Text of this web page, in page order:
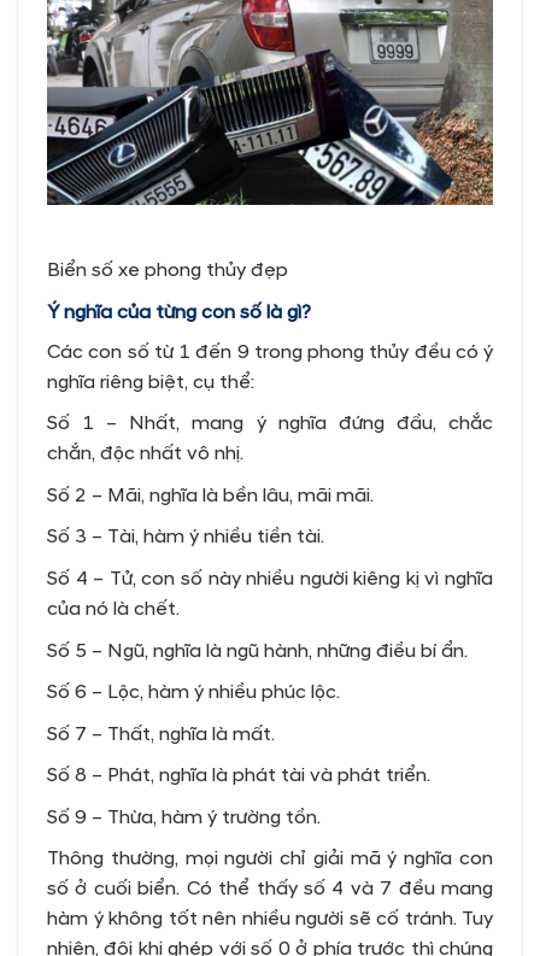
Biển số xe phong thủy đẹp
Ý nghĩa của từng con số là gì?
Các con số từ 1 đến 9 trong phong thủy đều có ý
nghĩa riêng biệt, cụ thể:
Số 1 – Nhất, mang ý nghĩa đứng đầu, chắc
chắn, độc nhất vô nhị.
Số 2 – Mãi, nghĩa là bền lâu, mãi mãi.
Số 3 – Tài, hàm ý nhiều tiền tài.
Số 4 – Tử, con số này nhiều người kiêng kị vì nghĩa
của nó là chết.
Số 5 – Ngũ, nghĩa là ngũ hành, những điều bí ẩn.
Số 6 – Lộc, hàm ý nhiều phúc lộc.
Số 7 – Thất, nghĩa là mất.
Số 8 – Phát, nghĩa là phát tài và phát triển.
Số 9 – Thừa, hàm ý trường tồn.
Thông thường, mọi người chỉ giải mã ý nghĩa con
số ở cuối biển. Có thể thấy số 4 và 7 đều mang
hàm ý không tốt nên nhiều người sẽ cố tránh. Tuy
nhiên, đôi khi ghép với số 0 ở phía trước thì chúng